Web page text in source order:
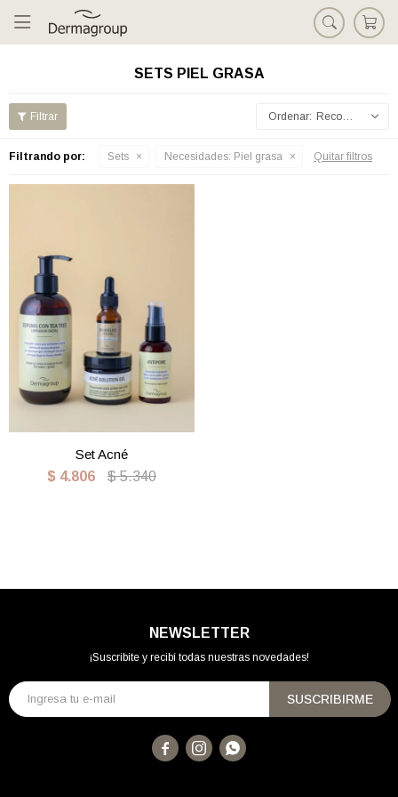

SETS PIEL GRASA
Recomendados
Filtrando por: Sets Necesidades: Piel grasa Quitar filtros
Set Acné
$ 4.806 $ 5.340
NEWSLETTER
¡Suscribite y recibí todas nuestras novedades!
SUSCRIBIRME
  